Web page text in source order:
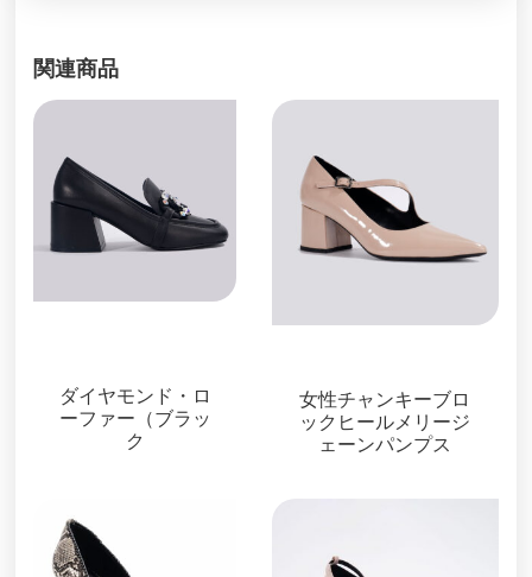
関連商品
ダイヤモンド・ロ
ーファー（ブラッ
ク
女性チャンキーブロ
ックヒールメリージ
ェーンパンプス